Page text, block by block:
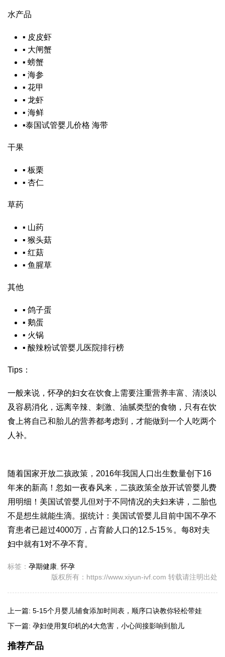
水产品
▪ 皮皮虾
▪ 大闸蟹
▪ 螃蟹
▪ 海参
▪ 花甲
▪ 龙虾
▪ 海鲜
▪泰国试管婴儿价格 海带
干果
▪ 板栗
▪ 杏仁
草药
▪ 山药
▪ 猴头菇
▪ 红菇
▪ 鱼腥草
其他
▪ 鸽子蛋
▪ 鹅蛋
▪ 火锅
▪ 酸辣粉试管婴儿医院排行榜
Tips：
一般来说，怀孕的妇女在饮食上需要注重营养丰富、清淡以
及容易消化，远离辛辣、刺激、油腻类型的食物，只有在饮
食上将自己和胎儿的营养都考虑到，才能做到一个人吃两个
人补。
随着国家开放二孩政策，2016年我国人口出生数量创下16
年来的新高！忽如一夜春风来，二孩政策全放开试管婴儿费
用明细 ！美国试管婴儿但对于不同情况的夫妇来讲，二胎也
不是想生就能生滴。据统计：美国试管婴儿目前中国不孕不
育患者已超过4000万，占育龄人口的12.5-15％。每8对夫
妇中就有1对不孕不育。
标签： 孕期健康,怀孕
版权所有：https://www.xiyun-ivf.com 转载请注明出处
上一篇: 5-15个月婴儿辅食添加时间表，顺序口诀教你轻松带娃
下一篇: 孕妇使用复印机的4大危害，小心间接影响到胎儿
推荐产品